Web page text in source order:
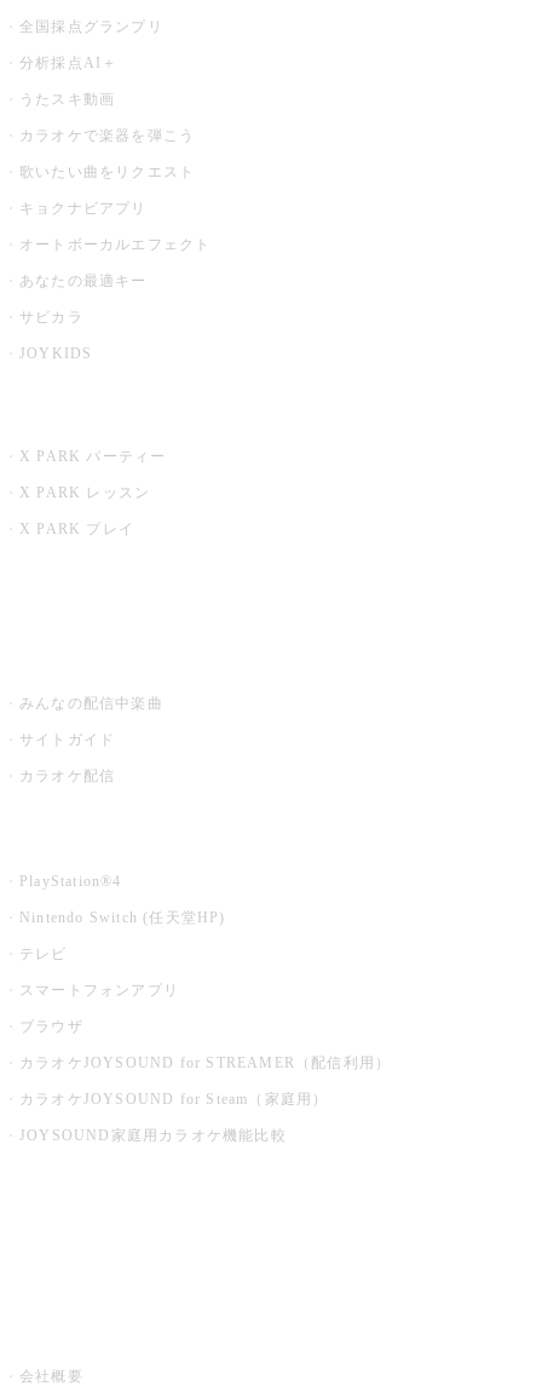
全国採点グランプリ
分析採点AI＋
うたスキ動画
カラオケで楽器を弾こう
歌いたい曲をリクエスト
キョクナビアプリ
オートボーカルエフェクト
あなたの最適キー
サビカラ
JOYKIDS
X PARK パーティー
X PARK レッスン
X PARK プレイ
みんなの配信中楽曲
サイトガイド
カラオケ配信
PlayStation®4
Nintendo Switch (任天堂HP)
テレビ
スマートフォンアプリ
ブラウザ
カラオケJOYSOUND for STREAMER（配信利用）
カラオケJOYSOUND for Steam（家庭用）
JOYSOUND家庭用カラオケ機能比較
会社概要